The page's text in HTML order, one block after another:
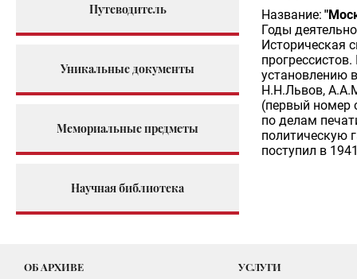
Путеводитель
Уникальные документы
Мемориальные предметы
Научная библиотека
Название:
Годы
Историческая
установлению
Н.Н.Львов,
(первый номер
по делам
политическую
поступил в
ОБ АРХИВЕ УСЛУГИ